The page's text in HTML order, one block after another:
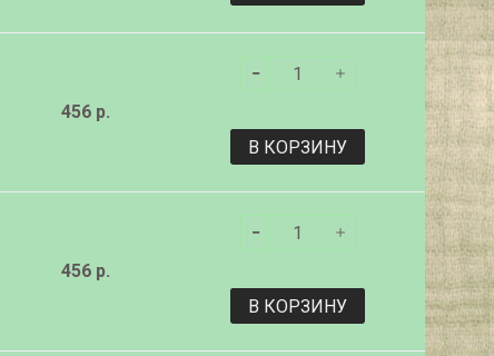
456 р.
В КОРЗИНУ
456 р.
В КОРЗИНУ